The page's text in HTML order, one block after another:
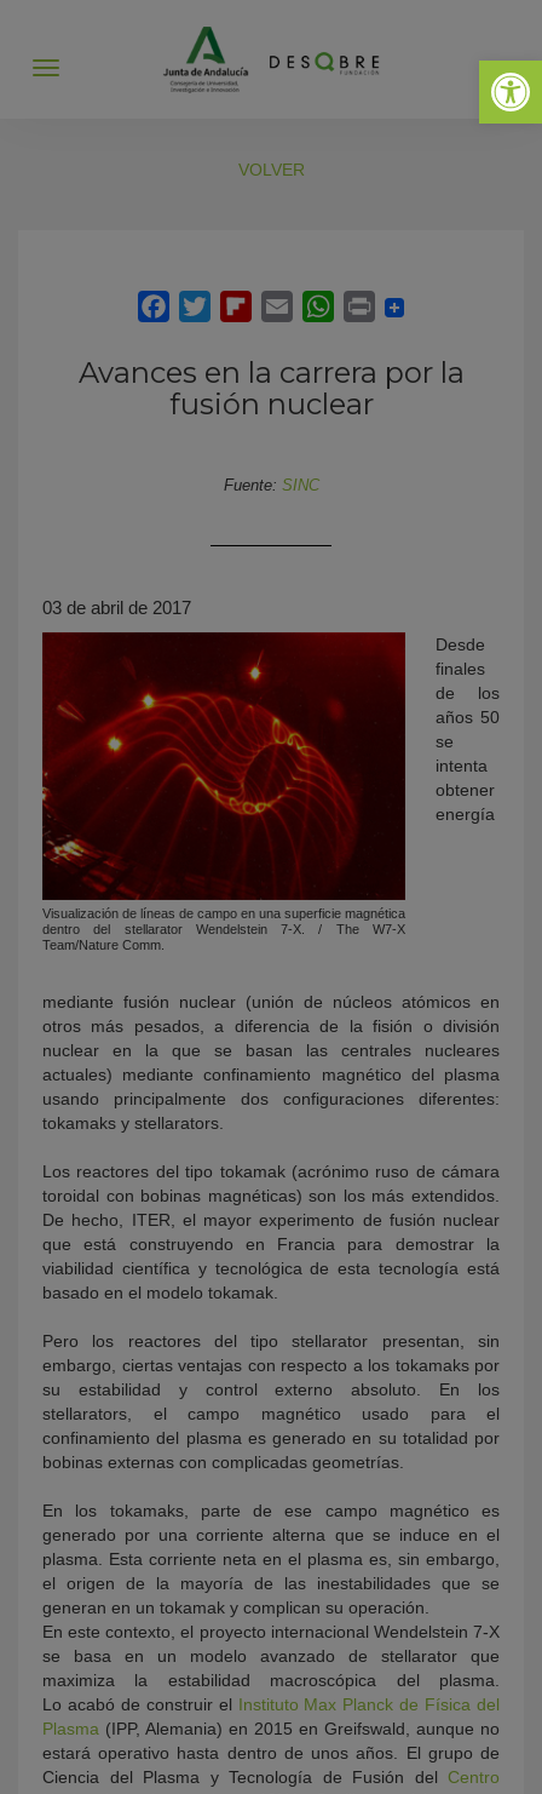
Abrir
Abrir
VOLVER
Avances en la carrera por la
fusión nuclear
Fuente: SINC
03 de abril de 2017
Visualización de líneas de campo en una superficie magnética
dentro del stellarator Wendelstein 7-X. / The W7-X
Team/Nature Comm.
Desde
finales
de los
años 50
se
intenta
obtener
energía
mediante fusión nuclear (unión de núcleos atómicos en
otros más pesados, a diferencia de la fisión o división
nuclear en la que se basan las centrales nucleares
actuales) mediante confinamiento magnético del plasma
usando principalmente dos configuraciones diferentes:
tokamaks y stellarators.
Los reactores del tipo tokamak (acrónimo ruso de cámara
toroidal con bobinas magnéticas) son los más extendidos.
De hecho, ITER, el mayor experimento de fusión nuclear
que está construyendo en Francia para demostrar la
viabilidad científica y tecnológica de esta tecnología está
basado en el modelo tokamak.
Pero los reactores del tipo stellarator presentan, sin
embargo, ciertas ventajas con respecto a los tokamaks por
su estabilidad y control externo absoluto. En los
stellarators, el campo magnético usado para el
confinamiento del plasma es generado en su totalidad por
bobinas externas con complicadas geometrías.
En los tokamaks, parte de ese campo magnético es
generado por una corriente alterna que se induce en el
plasma. Esta corriente neta en el plasma es, sin embargo,
el origen de la mayoría de las inestabilidades que se
generan en un tokamak y complican su operación.
En este contexto, el proyecto internacional Wendelstein 7-X
se basa en un modelo avanzado de stellarator que
maximiza la estabilidad macroscópica del plasma.
Lo acabó de construir el Instituto Max Planck de Física del
Plasma (IPP, Alemania) en 2015 en Greifswald, aunque no
estará operativo hasta dentro de unos años. El grupo de
Ciencia del Plasma y Tecnología de Fusión del Centro